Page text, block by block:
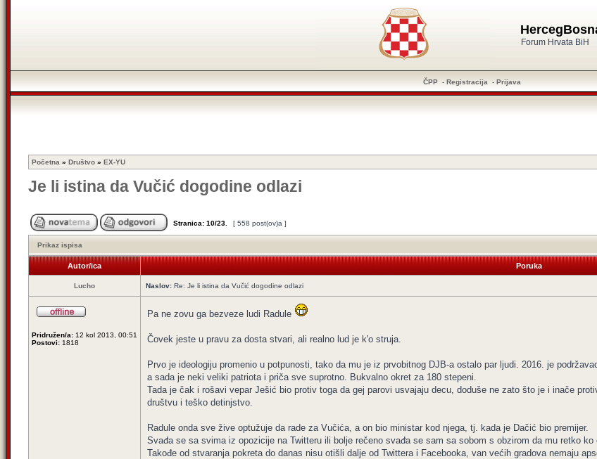
Forum Hrvata BiH
ČPP - Registracija - Prijava
Početna » Društvo » EX-YU
Je li istina da Vučić dogodine odlazi
Stranica: 10/23 [ 558 post(ov)a ]
Prikaz ispisa
Autor/ica Poruka
Lucho Naslov: Re: Je li istina da Vučić dogodine odlazi
Pridružen/a: 12 kol 2013, 00:51
Postovi: 1818
Pa ne zovu ga bezveze ludi Radule
Čovek jeste u pravu za dosta stvari, ali realno lud je k'o struja.
Prvo je ideologiju promenio u potpunosti, tako da mu je iz prvobitnog DJB-a ostalo par ljudi. 2016. je
a sada je neki veliki patriota i priča sve suprotno. Bukvalno okret za 180 stepeni.
Tada je čak i rošavi vepar Ješić bio protiv toga da gej parovi usvajaju decu, doduše ne zato što je i inače
društvu i teško detinjstvo.
Radule onda sve žive optužuje da rade za Vučića, a on bio ministar kod njega, tj. kada je Dačić bio premijer.
Svađa se sa svima iz opozicije na Twitteru ili bolje rečeno svađa se sam sa sobom s obzirom da mu retko
Takođe od stvaranja pokreta do danas nisu otišli dalje od Twittera i Facebooka, van većih gradova nemaju